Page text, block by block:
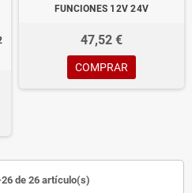
FUNCIONES 12V 24V
47,52 €
COMPRAR
de 26 artículo(s)